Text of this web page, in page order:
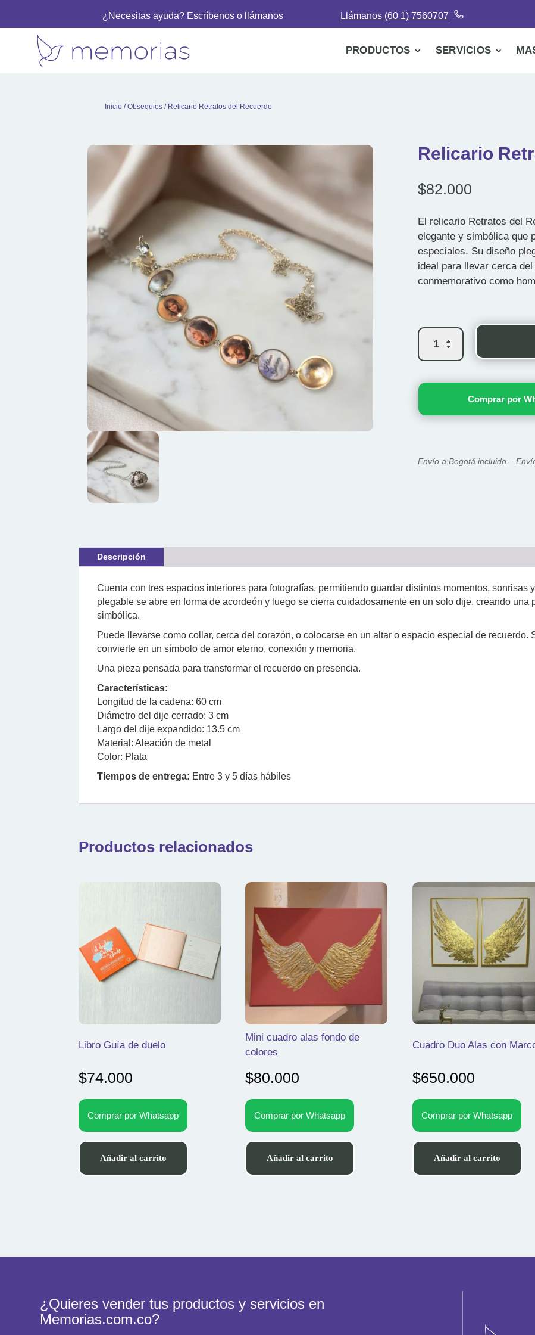
¿Necesitas ayuda? Escríbenos o llámanos Llámanos (60 1) 7560707
PRODUCTOS SERVICIOS
Inicio /Obsequios / Relicario Retratos del Recuerdo
Relicario
$82.000
El relicario Retratos del
elegante y simbólica que
especiales. Su diseño
ideal para llevar cerca
conmemorativo como
Relicario
Retratos
del
cantidad
Comprar por
Envío a Bogotá incluido –
Descripción
Cuenta con tres espacios interiores para fotografías, permitiendo guardar distintos momentos, sonrisas
plegable se abre en forma de acordeón y luego se cierra cuidadosamente en un solo dije, creando una
simbólica.
Puede llevarse como collar, cerca del corazón, o colocarse en un altar o espacio especial de recuerdo.
convierte en un símbolo de amor eterno, conexión y memoria.
Una pieza pensada para transformar el recuerdo en presencia.
Características:
Longitud de la cadena: 60 cm
Diámetro del dije cerrado: 3 cm
Largo del dije expandido: 13.5 cm
Material: Aleación de metal
Color: Plata
Tiempos de entrega: Entre 3 y 5 días hábiles
Productos relacionados
Libro Guía de duelo
$74.000
Comprar por Whatsapp
Añadir al carrito
Mini cuadro alas fondo de
colores
$80.000
Comprar por Whatsapp
Añadir al carrito
Cuadro Duo Alas con
$650.000
Comprar por Whatsapp
Añadir al carrito
¿Quieres vender tus productos y servicios en
Memorias.com.co?